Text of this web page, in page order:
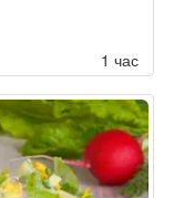
1 час